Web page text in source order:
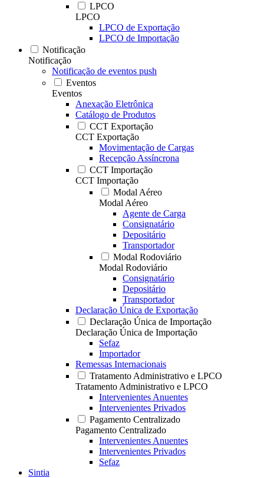
LPCO
LPCO
LPCO de Exportação
LPCO de Importação
Notificação
Notificação
Notificação de eventos push
Eventos
Eventos
Anexação Eletrônica
Catálogo de Produtos
CCT Exportação
CCT Exportação
Movimentação de Cargas
Recepção Assíncrona
CCT Importação
CCT Importação
Modal Aéreo
Modal Aéreo
Agente de Carga
Consignatário
Depositário
Transportador
Modal Rodoviário
Modal Rodoviário
Consignatário
Depositário
Transportador
Declaração Única de Exportação
Declaração Única de Importação
Declaração Única de Importação
Sefaz
Importador
Remessas Internacionais
Tratamento Administrativo e LPCO
Tratamento Administrativo e LPCO
Intervenientes Anuentes
Intervenientes Privados
Pagamento Centralizado
Pagamento Centralizado
Intervenientes Anuentes
Intervenientes Privados
Sefaz
Sintia